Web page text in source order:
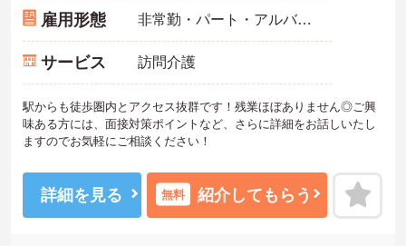
雇用形態 非常勤・パート・アルバイト
サービス 訪問介護
駅からも徒歩圏内とアクセス抜群です！残業ほぼありません◎ご興
味ある方には、面接対策ポイントなど、さらに詳細をお話しいたし
ますのでお気軽にご相談ください！
詳細を見る 無料 紹介してもらう